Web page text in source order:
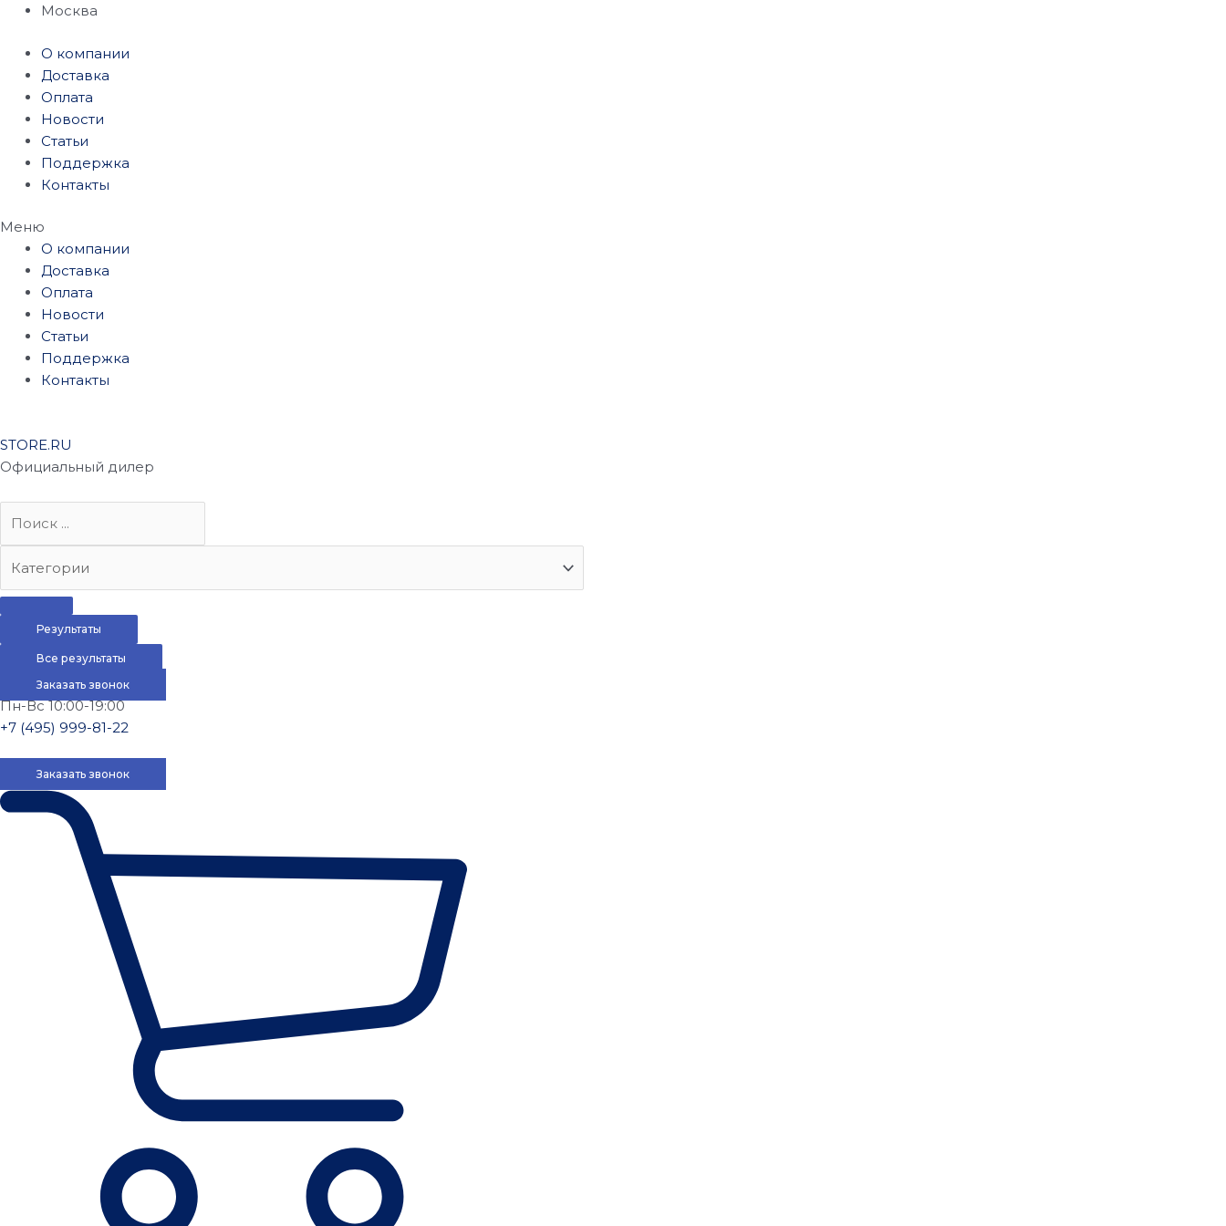
Перейти
содержимому
Москва
О компании
Доставка
Оплата
Новости
Статьи
Поддержка
Контакты
Меню
О компании
Доставка
Оплата
Новости
Статьи
Поддержка
Контакты
STORE.RU
Официальный дилер
Результаты
Все результаты
Заказать звонок
Пн-Вс 10:00-19:00
+7 (495) 999-81-22
Заказать звонок